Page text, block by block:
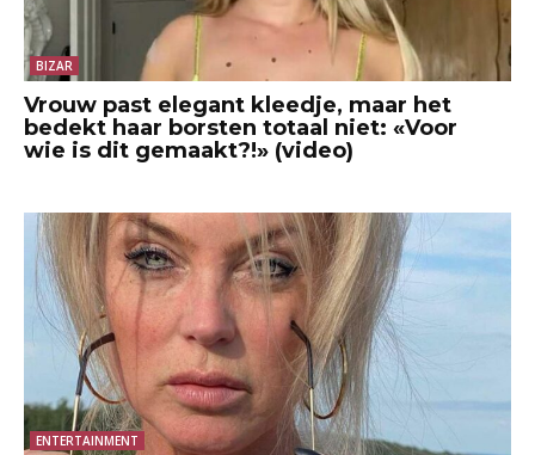
BIZAR
Vrouw past elegant kleedje, maar het
bedekt haar borsten totaal niet: «Voor
wie is dit gemaakt?!» (video)
ENTERTAINMENT